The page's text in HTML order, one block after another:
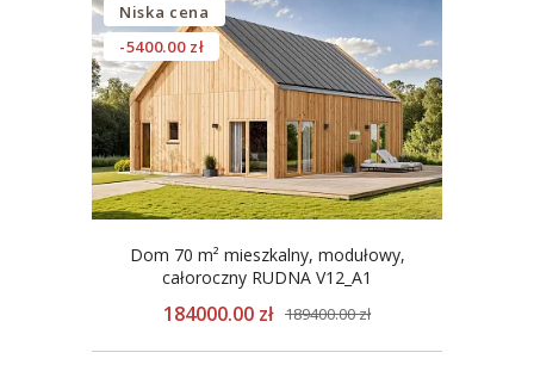
Niska cena
-5400.00 zł
Dom 70 m² mieszkalny, modułowy,
całoroczny RUDNA V12_A1
184000.00 zł 189400.00 zł